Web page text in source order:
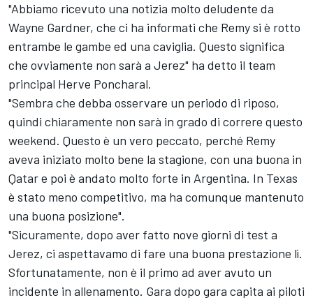
"Abbiamo ricevuto una notizia molto deludente da
Wayne Gardner, che ci ha informati che Remy si è rotto
entrambe le gambe ed una caviglia. Questo significa
che ovviamente non sarà a Jerez" ha detto il team
principal Herve Poncharal.
"Sembra che debba osservare un periodo di riposo,
quindi chiaramente non sarà in grado di correre questo
weekend. Questo è un vero peccato, perché Remy
aveva iniziato molto bene la stagione, con una buona in
Qatar e poi è andato molto forte in Argentina. In Texas
è stato meno competitivo, ma ha comunque mantenuto
una buona posizione".
"Sicuramente, dopo aver fatto nove giorni di test a
Jerez, ci aspettavamo di fare una buona prestazione lì.
Sfortunatamente, non è il primo ad aver avuto un
incidente in allenamento. Gara dopo gara capita ai piloti